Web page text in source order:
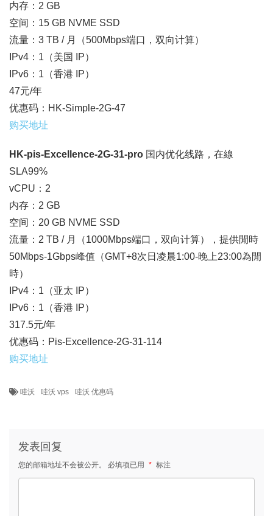
内存：2 GB
空间：15 GB NVME SSD
流量：3 TB / 月（500Mbps端口，双向计算）
IPv4：1（美国 IP）
IPv6：1（香港 IP）
47元/年
优惠码：HK-Simple-2G-47
购买地址
HK-pis-Excellence-2G-31-pro 国内优化线路，在線
SLA99%
vCPU：2
内存：2 GB
空间：20 GB NVME SSD
流量：2 TB / 月（1000Mbps端口，双向计算），提供閒時
50Mbps-1Gbps峰值（GMT+8次日凌晨1:00-晚上23:00為閒
時）
IPv4：1（亚太 IP）
IPv6：1（香港 IP）
317.5元/年
优惠码：Pis-Excellence-2G-31-114
购买地址
哇沃 哇沃 vps 哇沃 优惠码
发表回复
您的邮箱地址不会被公开。 必填项已用 * 标注